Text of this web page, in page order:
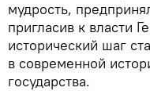
мудрость,
пригласив к власти
исторический шаг
в современной
государства.